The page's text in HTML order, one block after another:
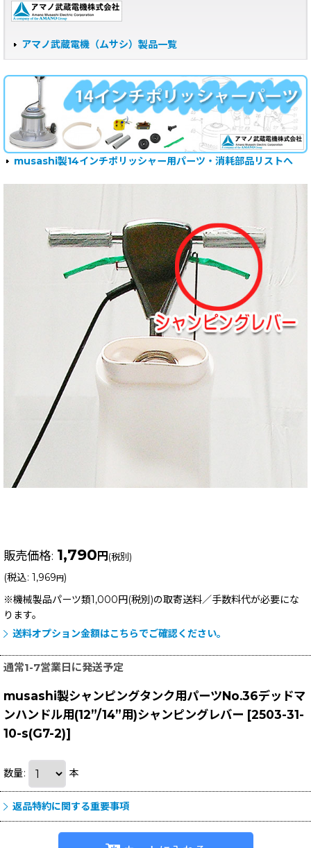
アマノ武蔵電機（ムサシ）製品一覧
musashi製14インチポリッシャー用パーツ・消耗部品リストへ
販売価格: 1,790 円 (税別)
(税込: 1,969 円)
※機械製品パーツ類1,000円(税別)の取寄送料／手数料代が必要にな
ります。
送料オプション金額はこちらでご確認ください。
通常1-7営業日に発送予定
musashi製シャンピングタンク用パーツNo.36デッドマ
ンハンドル用(12”/14”用)シャンピングレバー [2503-31-
10-s(G7-2)]
数量: 本
返品特約に関する重要事項